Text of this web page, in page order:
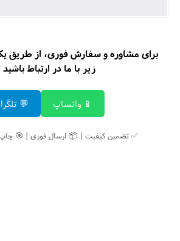
برای مشاوره و سفارش فوری، از طریق
زیر با ما در ارتباط باشید
📱 واتساپ 💬
✅ تضمین کیفیت | 📦 ارسال فوری | 🎯